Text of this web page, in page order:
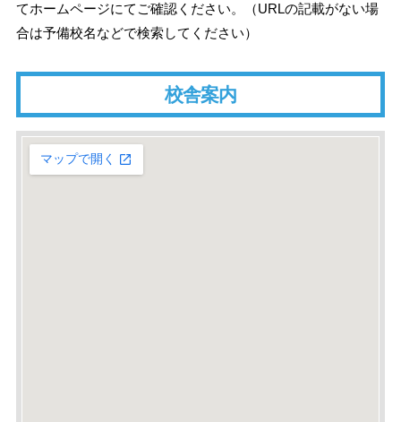
てホームページにてご確認ください。（URLの記載がない場
合は予備校名などで検索してください）
校舎案内